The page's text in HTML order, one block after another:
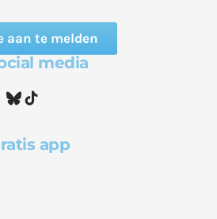
aan te melden
media
app